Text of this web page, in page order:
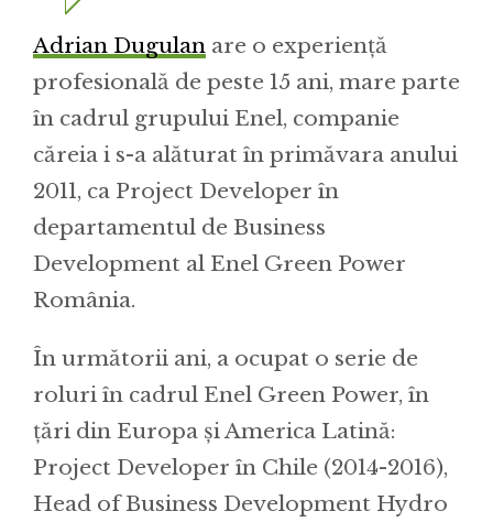
Adrian Dugulan are o experiență
profesională de peste 15 ani, mare parte
în cadrul grupului Enel, companie
căreia i s-a alăturat în primăvara anului
2011, ca Project Developer în
departamentul de Business
Development al Enel Green Power
România.
În următorii ani, a ocupat o serie de
roluri în cadrul Enel Green Power, în
țări din Europa și America Latină:
Project Developer în Chile (2014-2016),
Head of Business Development Hydro